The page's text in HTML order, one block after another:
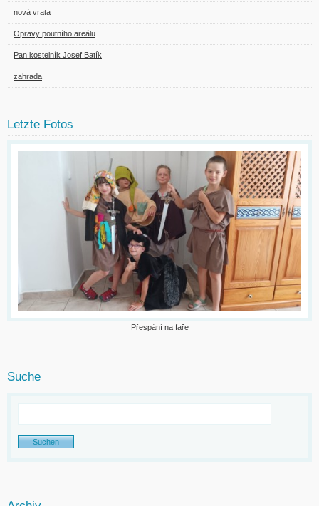
nová vrata
Opravy poutního areálu
Pan kostelník Josef Batík
zahrada
Letzte Fotos
Přespání na faře
Suche